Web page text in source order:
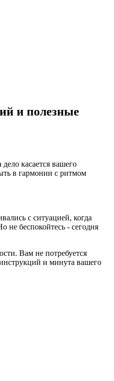
и полезные
касается вашего
в гармонии с ритмом
с ситуацией, когда
не беспокойтесь - сегодня
Вам не потребуется
и минута вашего